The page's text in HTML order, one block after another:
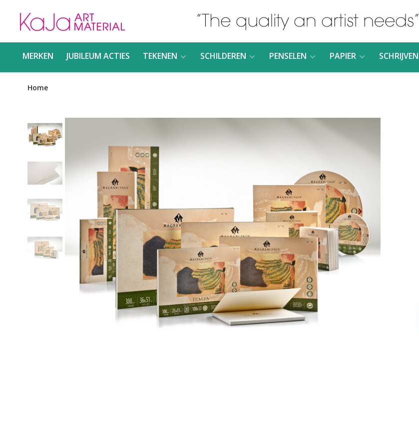
MERKEN JUBILEUM ACTIES TEKENEN SCHILDEREN PENSELEN PAPIER SCHRIJVEN
Home